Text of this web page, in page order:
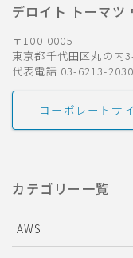
デロイト トーマツ
〒100-0005
東京都千代田区丸の内
代表電話 03-6213-2030
コーポレートサ
カテゴリー一覧
AWS